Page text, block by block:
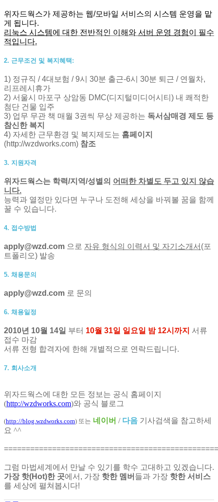
위자드웍스가 제공하는 웹/모바일 서비스의 시스템 운영을 맡
게 됩니다.
리눅스 시스템에 대한 전반적인 이해와 서버 운영 경험이 필수
적입니다.
2. 근무조건 및 복지혜택:
1) 정규직 / 4대보험 / 9시 30분 출근-6시 30분 퇴근 / 연월차,
리프레시휴가
2) 서울시 마포구 상암동 DMC(디지털미디어시티) 내 쾌적한
첨단 건물 입주
3) 업무 무관 책 매월 3권씩 무상 제공하는 독서삼매경 제도 등
참신한 복지
4) 자세한 근무환경 및 복지제도는 홈페이지
(http://wzdworks.com) 참조
3. 지원자격
위자드웍스는 학력/지역/성별의 어떠한 차별도 두고 있지 않습
니다.
능력과 열정만 있다면 누구나 도전해 세상을 바꿔볼 꿈을 함께
꿀 수 있습니다.
4. 접수방법
apply@wzd.com 으로 자유 형식의 이력서 및 자기소개서 (포
트폴리오) 발송
5. 채용문의
apply@wzd.com 로 문의
6. 채용일정
2010년 10월 14일 부터 10월 31일 일요일 밤 12시까지 서류
접수 마감
서류 전형 합격자에 한해 개별적으로 연락드립니다.
7. 회사소개
위자드웍스에 대한 모든 정보는 공식 홈페이지
(http://wzdworks.com)와 공식 블로그
(http://blog.wzdworks.com) 또는 네이버 / 다음 기사검색을 참고하세
요 ^^
그럼 마법세계에서 만날 수 있기를 학수 고대하고 있겠습니다.
가장 핫(Hot)한 곳에서, 가장 핫한 멤버 들과 가장 핫한 서비스
를 세상에 펼쳐봅시다!